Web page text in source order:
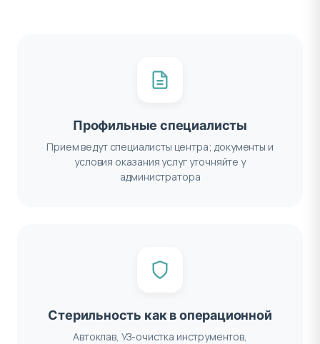
Профильные специалисты
Прием ведут специалисты центра; документы и
условия оказания услуг уточняйте у
администратора
Стерильность как в операционной
Автоклав, УЗ-очистка инструментов,